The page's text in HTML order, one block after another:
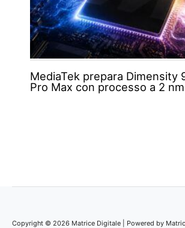
MediaTek prepara Dimensity
Pro Max con processo a 2 nm
Copyright © 2026 Matrice Digitale | Powered by